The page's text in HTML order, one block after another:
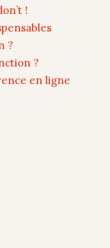
!
?
?
en ligne